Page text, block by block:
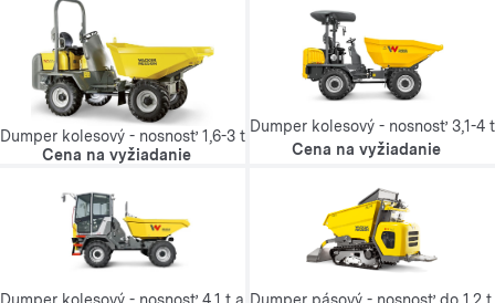
Dumper kolesový - nosnosť 1,6-3 t
Cena na vyžiadanie
Dumper kolesový - nosnosť 3,1-4 t
Cena na vyžiadanie